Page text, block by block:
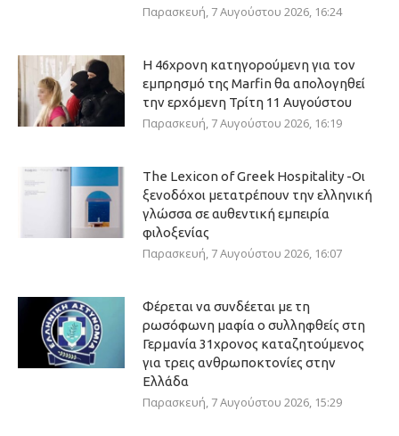
Παρασκευή, 7 Αυγούστου 2026, 16:24
Η 46χρονη κατηγορούμενη για τον
εμπρησμό της Marfin θα απολογηθεί
την ερχόμενη Τρίτη 11 Αυγούστου
Παρασκευή, 7 Αυγούστου 2026, 16:19
The Lexicon of Greek Hospitality -Οι
ξενοδόχοι μετατρέπουν την ελληνική
γλώσσα σε αυθεντική εμπειρία
φιλοξενίας
Παρασκευή, 7 Αυγούστου 2026, 16:07
Φέρεται να συνδέεται με τη
ρωσόφωνη μαφία ο συλληφθείς στη
Γερμανία 31χρονος καταζητούμενος
για τρεις ανθρωποκτονίες στην
Ελλάδα
Παρασκευή, 7 Αυγούστου 2026, 15:29